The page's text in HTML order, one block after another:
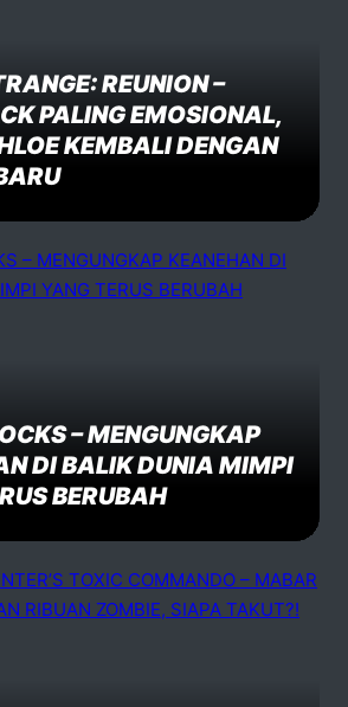
REUNION –
PALING EMOSIONAL,
KEMBALI DENGAN
– MENGUNGKAP
DI BALIK DUNIA MIMPI
BERUBAH